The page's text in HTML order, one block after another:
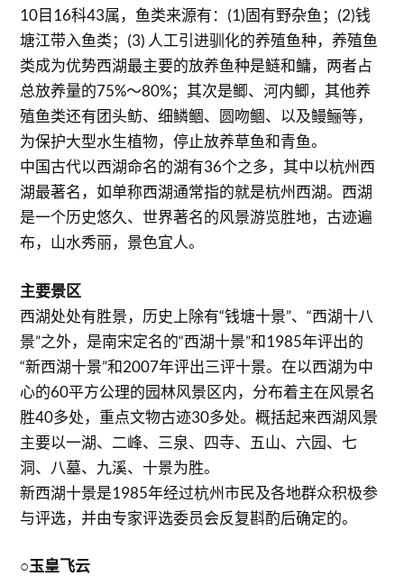
10目16科43属，鱼类来源有：(1)固有野杂鱼；(2)钱
塘江带入鱼类；(3) 人工引进驯化的养殖鱼种，养殖鱼
类成为优势西湖最主要的放养鱼种是鲢和鳙，两者占
总放养量的75%～80%；其次是鲫、河内鲫，其他养
殖鱼类还有团头鲂、细鳞鲴、圆吻鲴、以及鳗鲡等，
为保护大型水生植物，停止放养草鱼和青鱼。
中国古代以西湖命名的湖有36个之多，其中以杭州西
湖最著名，如单称西湖通常指的就是杭州西湖。西湖
是一个历史悠久、世界著名的风景游览胜地，古迹遍
布，山水秀丽，景色宜人。
主要景区
西湖处处有胜景，历史上除有“钱塘十景”、“西湖十八
景”之外，是南宋定名的“西湖十景”和1985年评出的
“新西湖十景”和2007年评出三评十景。在以西湖为中
心的60平方公理的园林风景区内，分布着主在风景名
胜40多处，重点文物古迹30多处。概括起来西湖风景
主要以一湖、二峰、三泉、四寺、五山、六园、七
洞、八墓、九溪、十景为胜。
新西湖十景是1985年经过杭州市民及各地群众积极参
与评选，并由专家评选委员会反复斟酌后确定的。
○玉皇飞云